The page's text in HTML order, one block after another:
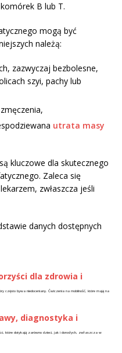
B lub T.
mogą być
należą:
zazwyczaj bezbolesne,
szyi, pachy lub
utrata masy
kluczowe dla skutecznego
Zaleca się
zwłaszcza jeśli
danych dostępnych
dla zdrowia i
często bywa niedoceniany. Ćwiczenia na mobilność, które mają na
diagnostyka i
które dotykają zarówno dzieci, jak i dorosłych, zwłaszcza w